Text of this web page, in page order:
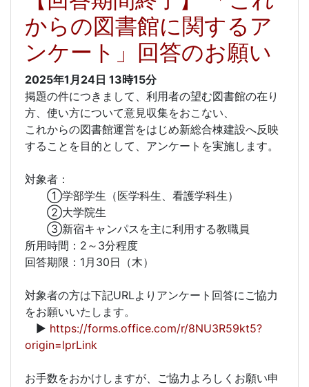
からの図書館に関するア
ンケート」回答のお願い
2025年1月24日 13時15分
掲題の件につきまして、利用者の望む図書館の在り
方、使い方について意見収集をおこない、
これからの図書館運営をはじめ新総合棟建設へ反映
することを目的として、アンケートを実施します。
対象者：
①学部学生（医学科生、看護学科生）
②大学院生
③新宿キャンパスを主に利用する教職員
所用時間：2～3分程度
回答期限：1月30日（木）
対象者の方は下記URLよりアンケート回答にご協力
をお願いいたします。
▶ https://forms.office.com/r/8NU3R59kt5?
origin=lprLink
お手数をおかけしますが、ご協力よろしくお願い申